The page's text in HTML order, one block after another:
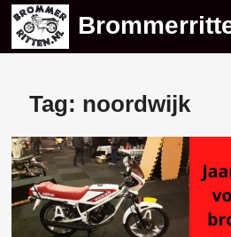
Skip
content
Tag: noordwijk